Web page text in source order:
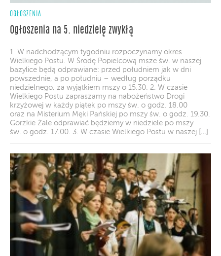
OGŁOSZENIA
Ogłoszenia na 5. niedzielę zwykłą
1. W nadchodzącym tygodniu rozpoczynamy okres
Wielkiego Postu. W Środę Popielcową msze św. w naszej
bazylice będą odprawiane: przed południem jak w dni
powszednie, a po południu – według porządku
niedzielnego, za wyjątkiem mszy o 15.30. 2. W czasie
Wielkiego Postu zapraszamy na nabożeństwo Drogi
krzyżowej w każdy piątek po mszy św. o godz. 18.00
oraz na Misterium Męki Pańskiej po mszy św. o godz. 19.30.
Gorzkie Żale odprawiać będziemy w niedziele po mszy
św. o godz. 17.00. 3. W czasie Wielkiego Postu w naszej […]